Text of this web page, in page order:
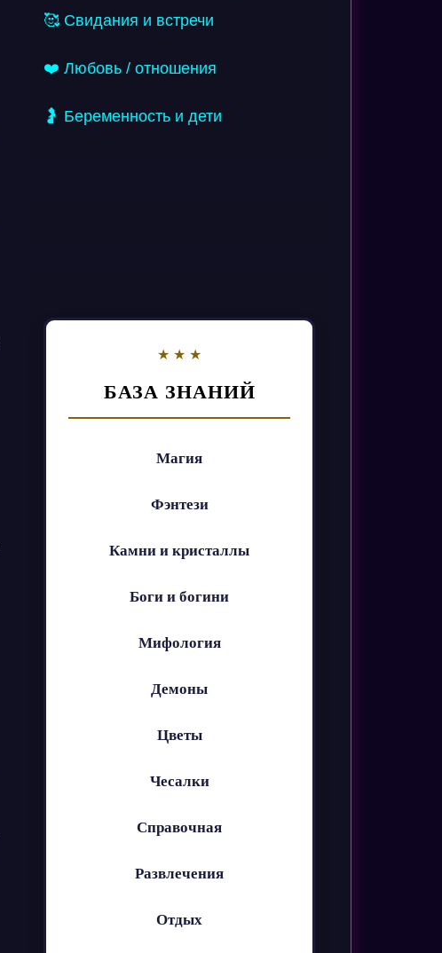
🥰 Свидания и встречи
❤️ Любовь / отношения
🤰 Беременность и дети
БАЗА ЗНАНИЙ
Магия
Фэнтези
Камни и кристаллы
Боги и богини
Мифология
Демоны
Цветы
Чесалки
Справочная
Развлечения
Отдых